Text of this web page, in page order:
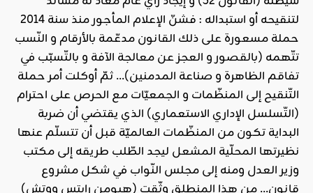
لتنقيحه أو استبداله : فشنّ الإعلام المأجور منذ سنة 2014
حملة مسعورة على ذلك القانون مدعّمة بالأرقام و النّسب
تتّهمه (بالقصور و العجز عن معالجة الآفة و بالتّسبّب في
تفاقم الظاهرة و صناعة المدمنين)… ثمّ أوكلت أمر حملة
التّنقيح إلى المنظّمات و الجمعيّات مع الحرص على احترام
(التّسلسل الإداري الاستعماري) الذي يقتضي أن ضربة
البداية تكون من المنظّمات العالميّة قبل أن تتسلّم عنها
نظيرتها المحلّية المشعل ليجد الطّلب طريقه إلى مكتب
وزير العدل ومنه إلى مجلس النّواب في شكل مشروع